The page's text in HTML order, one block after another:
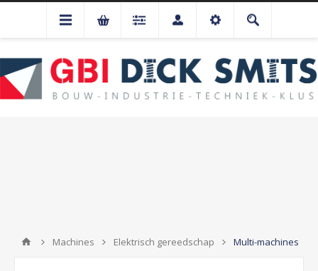
Machines Elektrisch gereedschap Multi-machines